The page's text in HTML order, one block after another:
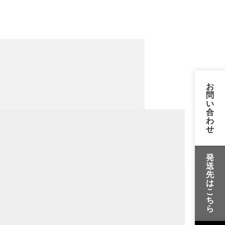
お
問
い
合
わ
せ
発
送
先
は
こ
ち
ら